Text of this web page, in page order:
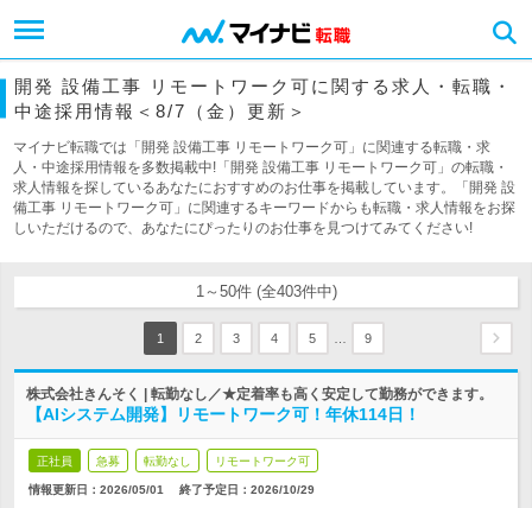
開発 設備工事 リモートワーク可に関する求人・転職・
中途採用情報＜8/7（金）更新＞
マイナビ転職では「開発 設備工事 リモートワーク可」に関連する転職・求
人・中途採用情報を多数掲載中!「開発 設備工事 リモートワーク可」の転職・
求人情報を探しているあなたにおすすめのお仕事を掲載しています。「開発 設
備工事 リモートワーク可」に関連するキーワードからも転職・求人情報をお探
しいただけるので、あなたにぴったりのお仕事を見つけてみてください!
1～50件 (全403件中)
1 2 3 4 5 9
株式会社きんそく | 転勤なし／★定着率も高く安定して勤務ができます。
【AIシステム開発】リモートワーク可！年休114日！
正社員 急募 転勤なし リモートワーク可
情報更新日：2026/05/01 終了予定日： 2026/10/29